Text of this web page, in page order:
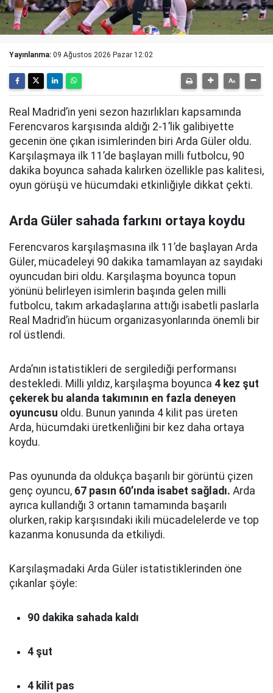
Yayınlanma: 09 Ağustos 2026 Pazar 12:02
Real Madrid’in yeni sezon hazırlıkları kapsamında
Ferencvaros karşısında aldığı 2-1’lik galibiyette
gecenin öne çıkan isimlerinden biri Arda Güler oldu.
Karşılaşmaya ilk 11’de başlayan milli futbolcu, 90
dakika boyunca sahada kalırken özellikle pas kalitesi,
oyun görüşü ve hücumdaki etkinliğiyle dikkat çekti.
Arda Güler sahada farkını ortaya koydu
Ferencvaros karşılaşmasına ilk 11’de başlayan Arda
Güler, mücadeleyi 90 dakika tamamlayan az sayıdaki
oyuncudan biri oldu. Karşılaşma boyunca topun
yönünü belirleyen isimlerin başında gelen milli
futbolcu, takım arkadaşlarına attığı isabetli paslarla
Real Madrid’in hücum organizasyonlarında önemli bir
rol üstlendi.
Arda’nın istatistikleri de sergilediği performansı
destekledi. Milli yıldız, karşılaşma boyunca 4 kez şut
çekerek bu alanda takımının en fazla deneyen
oyuncusu oldu. Bunun yanında 4 kilit pas üreten
Arda, hücumdaki üretkenliğini bir kez daha ortaya
koydu.
Pas oyununda da oldukça başarılı bir görüntü çizen
genç oyuncu, 67 pasın 60’ında isabet sağladı. Arda
ayrıca kullandığı 3 ortanın tamamında başarılı
olurken, rakip karşısındaki ikili mücadelelerde ve top
kazanma konusunda da etkiliydi.
Karşılaşmadaki Arda Güler istatistiklerinden öne
çıkanlar şöyle:
90 dakika sahada kaldı
4 şut
4 kilit pas